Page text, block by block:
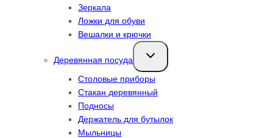
Зеркала
Ложки для обуви
Вешалки и крючки
Деревянная посуда
Переключить
дочернее
Столовые приборы
Стакан деревянный
Подносы
Держатель для бутылок
Мыльницы